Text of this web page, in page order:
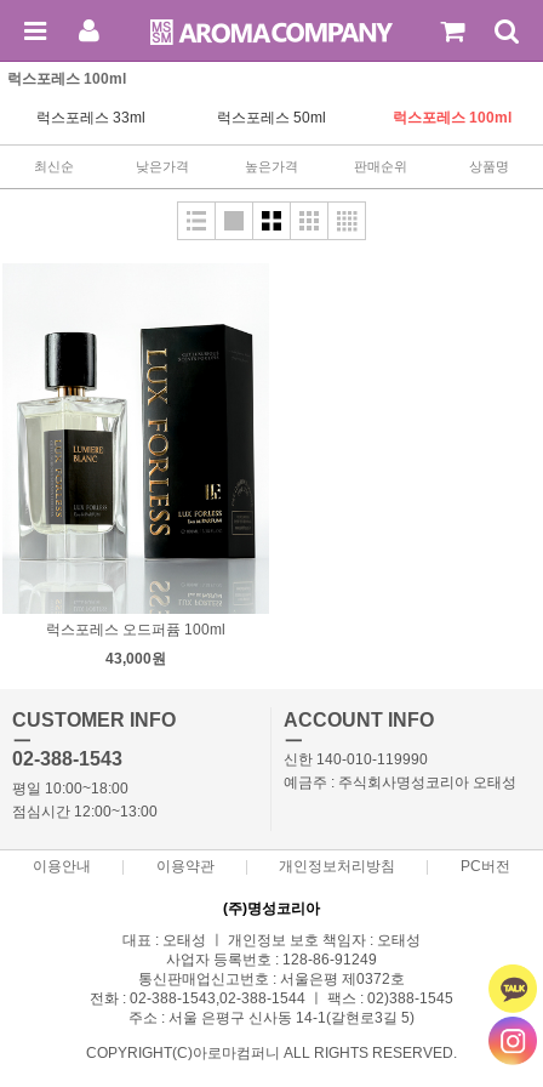
럭스포레스 100ml
럭스포레스 33ml 럭스포레스 50ml 럭스포레스 100ml
최신순 낮은가격 높은가격 판매순위 상품명
럭스포레스 오드퍼퓸 100ml
43,000원
CUSTOMER INFO
ㅡ
02-388-1543
평일 10:00~18:00
점심시간 12:00~13:00
ACCOUNT INFO
ㅡ
신한 140-010-119990
예금주 : 주식회사명성코리아 오태성
이용안내 이용약관 개인정보처리방침 PC버전
(주)명성코리아
대표 : 오태성 ㅣ 개인정보 보호 책임자 : 오태성
사업자 등록번호 : 128-86-91249
통신판매업신고번호 : 서울은평 제0372호
전화 : 02-388-1543,02-388-1544 ㅣ 팩스 : 02)388-1545
주소 : 서울 은평구 신사동 14-1(갈현로3길 5)
COPYRIGHT(C)아로마컴퍼니 ALL RIGHTS RESERVED.